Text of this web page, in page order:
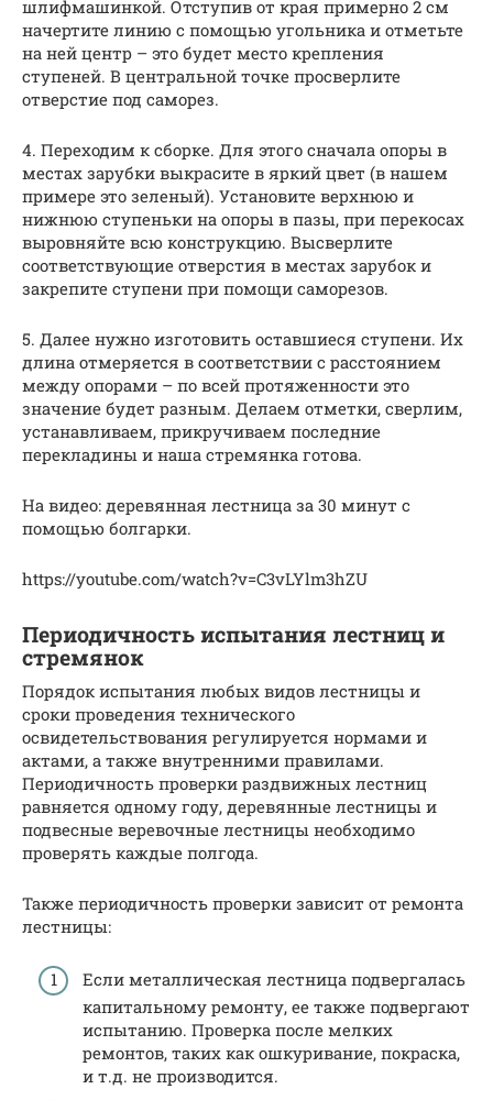
шлифмашинкой. Отступив от края примерно 2 см
начертите линию с помощью угольника и отметьте
на ней центр – это будет место крепления
ступеней. В центральной точке просверлите
отверстие под саморез.
4. Переходим к сборке. Для этого сначала опоры в
местах зарубки выкрасите в яркий цвет (в нашем
примере это зеленый). Установите верхнюю и
нижнюю ступеньки на опоры в пазы, при перекосах
выровняйте всю конструкцию. Высверлите
соответствующие отверстия в местах зарубок и
закрепите ступени при помощи саморезов.
5. Далее нужно изготовить оставшиеся ступени. Их
длина отмеряется в соответствии с расстоянием
между опорами – по всей протяженности это
значение будет разным. Делаем отметки, сверлим,
устанавливаем, прикручиваем последние
перекладины и наша стремянка готова.
На видео: деревянная лестница за 30 минут с
помощью болгарки.
https://youtube.com/watch?v=C3vLYlm3hZU
Периодичность испытания лестниц и
стремянок
Порядок испытания любых видов лестницы и
сроки проведения технического
освидетельствования регулируется нормами и
актами, а также внутренними правилами.
Периодичность проверки раздвижных лестниц
равняется одному году, деревянные лестницы и
подвесные веревочные лестницы необходимо
проверять каждые полгода.
Также периодичность проверки зависит от ремонта
лестницы:
Если металлическая лестница подвергалась
капитальному ремонту, ее также подвергают
испытанию. Проверка после мелких
ремонтов, таких как ошкуривание, покраска,
и т.д. не производится.